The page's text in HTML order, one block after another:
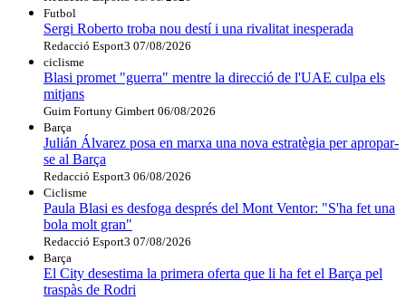
Futbol
Sergi Roberto troba nou destí i una rivalitat inesperada
Redacció Esport3 07/08/2026
ciclisme
Blasi promet "guerra" mentre la direcció de l'UAE culpa els
mitjans
Guim Fortuny Gimbert 06/08/2026
Barça
Julián Álvarez posa en marxa una nova estratègia per apropar-
se al Barça
Redacció Esport3 06/08/2026
Ciclisme
Paula Blasi es desfoga després del Mont Ventor: "S'ha fet una
bola molt gran"
Redacció Esport3 07/08/2026
Barça
El City desestima la primera oferta que li ha fet el Barça pel
traspàs de Rodri